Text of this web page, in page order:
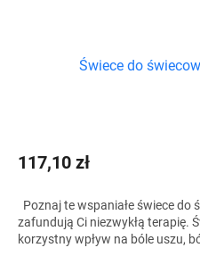
Świece do
117,10 zł
Poznaj te wspaniałe świece do
zafundują Ci niezwykłą terapię.
korzystny wpływ na bóle uszu,